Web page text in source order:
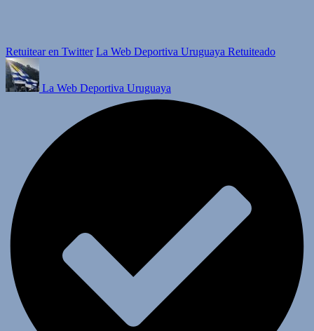
Retuitear en Twitter La Web Deportiva Uruguaya Retuiteado
La Web Deportiva Uruguaya